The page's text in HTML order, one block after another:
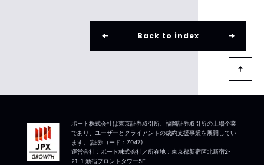
Back to index
ポート株式会社は東京証券取引所、福岡証券取引所の上場企業
であり、ユーザーとクライアントの成約支援事業を展開してい
ます。(証券コード：7047)
運営会社：ポート株式会社／所在地：東京都新宿区北新宿2-
21-1 新宿フロントタワー5F